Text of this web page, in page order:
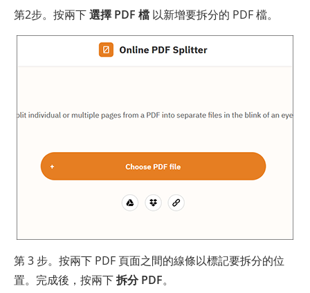
第2步。按兩下選擇 PDF 檔 以新增要拆分的 PDF 檔。
第 3 步。按兩下 PDF 頁面之間的線條以標記要拆分的位
置。完成後，按兩下拆分 PDF。